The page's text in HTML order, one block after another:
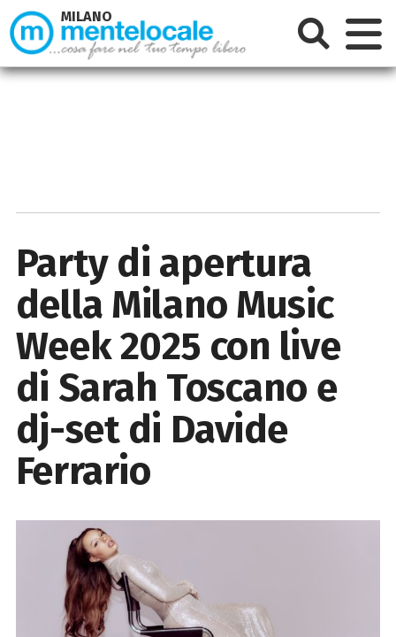
Party di apertura
della Milano Music
Week 2025 con live
di Sarah Toscano e
dj-set di Davide
Ferrario
MILANO